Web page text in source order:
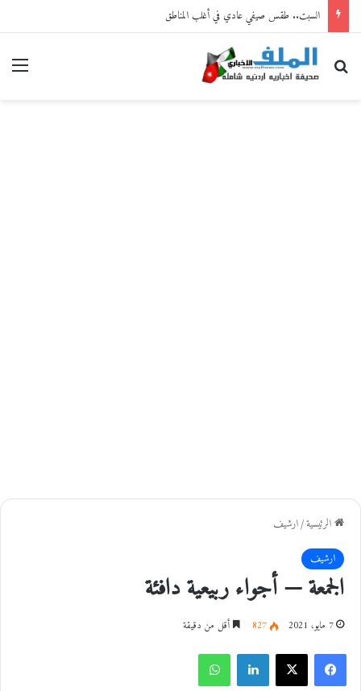
السبت.. طقس صيفي عادي في أغلب المناطق
بحث عن
الرئيسية/ارشيف
ارشيف
الجمعة — أجواء ربيعية دافئة
7 مايو، 2021 827 أقل من دقيقة
فيسبوك